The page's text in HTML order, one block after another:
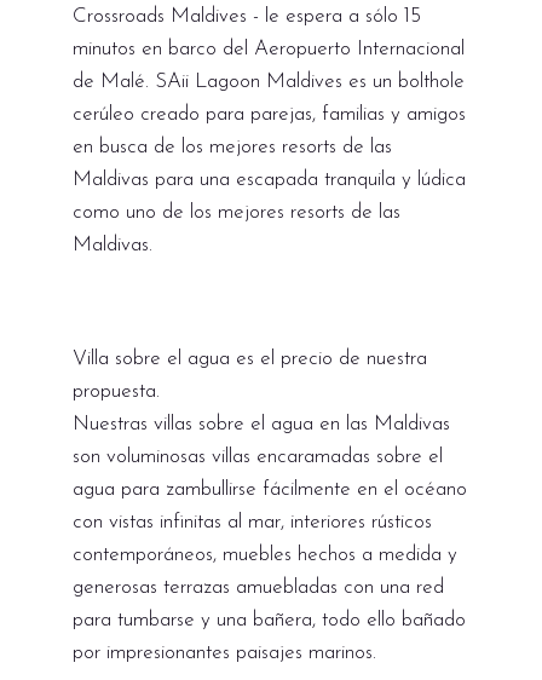
Crossroads Maldives - le espera a sólo 15
minutos en barco del Aeropuerto Internacional
de Malé. SAii Lagoon Maldives es un bolthole
cerúleo creado para parejas, familias y amigos
en busca de los mejores resorts de las
Maldivas para una escapada tranquila y lúdica
como uno de los mejores resorts de las
Maldivas.
Villa sobre el agua es el precio de nuestra
propuesta.
Nuestras villas sobre el agua en las Maldivas
son voluminosas villas encaramadas sobre el
agua para zambullirse fácilmente en el océano
con vistas infinitas al mar, interiores rústicos
contemporáneos, muebles hechos a medida y
generosas terrazas amuebladas con una red
para tumbarse y una bañera, todo ello bañado
por impresionantes paisajes marinos.